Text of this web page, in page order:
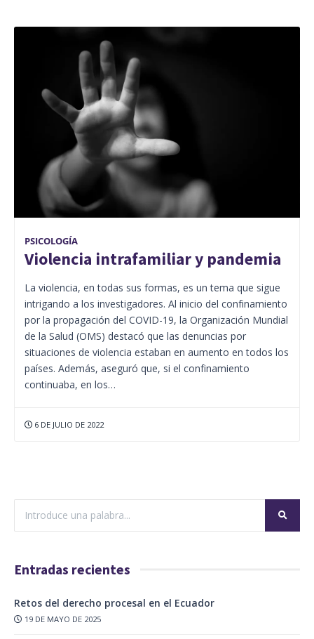
PSICOLOGÍA
Violencia intrafamiliar y pandemia
La violencia, en todas sus formas, es un tema que sigue
intrigando a los investigadores. Al inicio del confinamiento
por la propagación del COVID-19, la Organización Mundial
de la Salud (OMS) destacó que las denuncias por
situaciones de violencia estaban en aumento en todos los
países. Además, aseguró que, si el confinamiento
continuaba, en los…
6 DE JULIO DE 2022
Entradas recientes
Retos del derecho procesal en el Ecuador
19 DE MAYO DE 2025